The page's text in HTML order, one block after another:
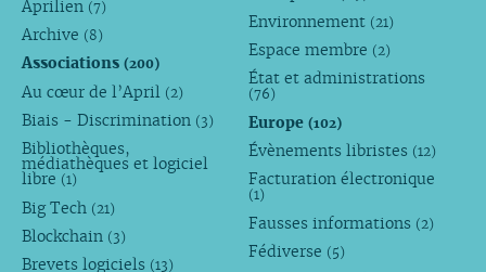
Aprilien (7)
Archive (8)
Associations (200)
Au cœur de l’April (2)
Biais - Discrimination (3)
Bibliothèques,
médiathèques et logiciel
libre (1)
Big Tech (21)
Blockchain (3)
Brevets logiciels (13)
Environnement (21)
Espace membre (2)
État et administrations
(76)
Europe(102)
Évènements libristes (12)
Facturation électronique
(1)
Fausses informations (2)
Fédiverse (5)